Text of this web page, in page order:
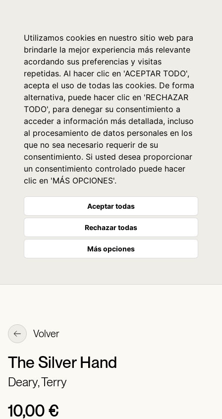
Utilizamos cookies en nuestro sitio web para
brindarle la mejor experiencia más relevante
acordando sus preferencias y visitas
repetidas. Al hacer clic en 'ACEPTAR TODO',
acepta el uso de todas las cookies. De forma
alternativa, puede hacer clic en 'RECHAZAR
TODO', para denegar su consentimiento a
acceder a información más detallada, incluso
al procesamiento de datos personales en los
que no sea necesario requerir de su
consentimiento. Si usted desea proporcionar
un consentimiento controlado puede hacer
clic en 'MÁS OPCIONES'.
Aceptar todas
Rechazar todas
Más opciones
Volver
The Silver Hand
Deary, Terry
10,00 €